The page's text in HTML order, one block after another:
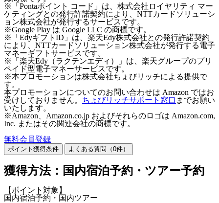
※「Pontaポイント コード」は、株式会社ロイヤリティ マー
ケティングとの発行許諾契約により、NTTカードソリューシ
ョン株式会社が発行するサービスです。
※Google Play は Google LLC の商標です。
※「EdyギフトID」は、楽天Edy株式会社との発行許諾契約
により、NTTカードソリューション株式会社が発行する電子
マネーギフトサービスです。
※「楽天Edy（ラクテンエディ）」は、楽天グループのプリ
ペイド型電子マネーサービスです。
※本プロモーションは株式会社ちょびリッチによる提供で
す。
本プロモーションについてのお問い合わせは Amazon ではお
受けしておりません。 ちょびリッチサポート窓口 までお願い
いたします。
※Amazon、Amazon.co.jp およびそれらのロゴは Amazon.com,
Inc. またはその関連会社の商標です。
無料会員登録
ポイント獲得条件 よくある質問（0件）
獲得方法：国内宿泊予約・ツアー予約
【ポイント対象】
国内宿泊予約・国内ツアー